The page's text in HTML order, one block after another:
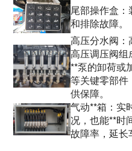
尾部操作盒
和排除故障。
高压分水阀
高压调压阀
**泵的卸荷或
等关键零部
供保障。
气动**箱：实
况，也能**时
故障率，延长